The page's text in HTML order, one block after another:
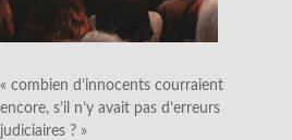
« combien d’innocents courraient
encore, s’il n’y avait pas d’erreurs
judiciaires ? »